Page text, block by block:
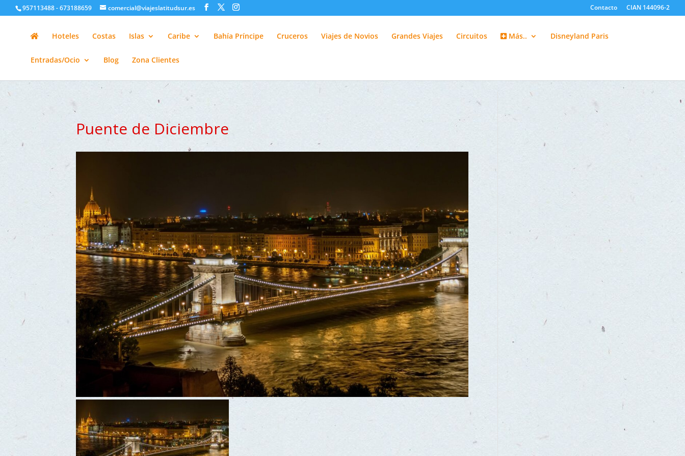
google-site-verification=H6A6AFFbXLQPnewL7da5KWjTFeKytP3gbsCfUlQl-3k
957113488 - 673188659 comercial@viajeslatitudsur.es Contacto CIAN 144096-2
Hoteles Costas Islas Caribe Bahía Príncipe Cruceros Viajes de Novios Grandes Viajes Circuitos Más.. Disneyland Paris
Entradas/Ocio Blog Zona Clientes
Puente de Diciembre